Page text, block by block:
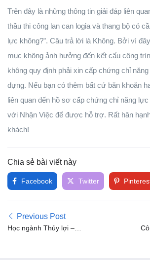
Trên đây là những thông tin giải đáp liên
thầu thi công lan can logia và thang bộ có
lực không?”. Câu trả lời là Không. Bởi vì
mục không ảnh hưởng đến kết cấu công
không quy định phải xin cấp chứng chỉ
dựng. Nếu bạn có thêm bất cứ băn khoăn
liên quan đến hồ sơ cấp chứng chỉ năng
với Nhận Việc để được hỗ trợ. Rất hân
khách!
Chia sẻ bài viết này
Facebook Twitter
Previous Post
Học ngành Thủy lợi –